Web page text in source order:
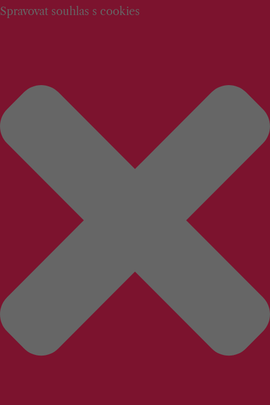
Spravovat souhlas s cookies